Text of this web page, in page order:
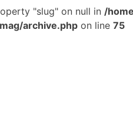
"slug" on null in /
archive.php on line 75